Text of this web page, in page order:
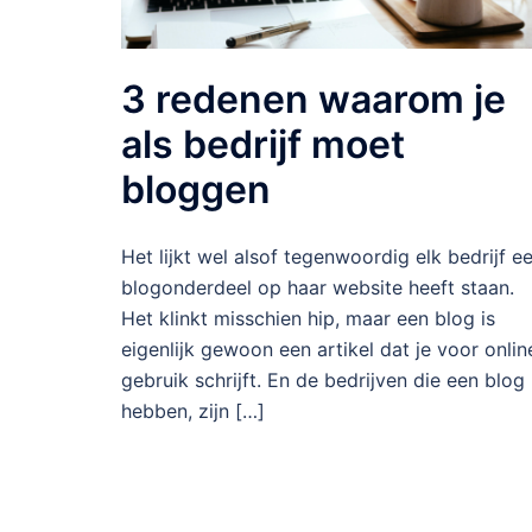
3 redenen waarom je
als bedrijf moet
bloggen
Het lijkt wel alsof tegenwoordig elk bedrijf
blogonderdeel op haar website heeft staan.
Het klinkt misschien hip, maar een blog is
eigenlijk gewoon een artikel dat je voor
gebruik schrijft. En de bedrijven die een blog
hebben, zijn […]